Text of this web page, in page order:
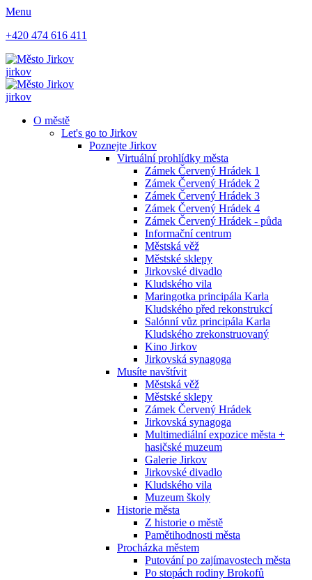
Menu
+420 474 616 411
jirkov
jirkov
O městě
Let's go to Jirkov
Poznejte Jirkov
Virtuální prohlídky města
Zámek Červený Hrádek 1
Zámek Červený Hrádek 2
Zámek Červený Hrádek 3
Zámek Červený Hrádek 4
Zámek Červený Hrádek - půda
Informační centrum
Městská věž
Městské sklepy
Jirkovské divadlo
Kludského vila
Maringotka principála Karla
Kludského před rekonstrukcí
Salónní vůz principála Karla
Kludského zrekonstruovaný
Kino Jirkov
Jirkovská synagoga
Musíte navštívit
Městská věž
Městské sklepy
Zámek Červený Hrádek
Jirkovská synagoga
Multimediální expozice města +
hasičské muzeum
Galerie Jirkov
Jirkovské divadlo
Kludského vila
Muzeum školy
Historie města
Z historie o městě
Pamětihodnosti města
Procházka městem
Putování po zajímavostech města
Po stopách rodiny Brokofů